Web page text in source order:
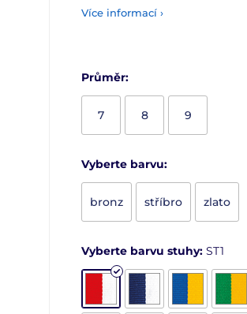
Více informací ›
Průměr:
7 8 9
Vyberte barvu:
bronz stříbro zlato
Vyberte barvu stuhy: ST1